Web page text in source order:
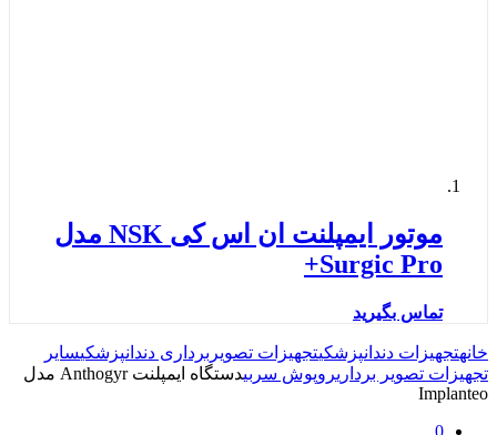
موتور ایمپلنت ان اس کی NSK مدل
Surgic Pro+
تماس بگیرید
خانهتجهیزات دندانپزشکیتجهیزات تصویربرداری دندانپزشکیسایر
تجهیزات تصویر برداریروپوش سربی
دستگاه ایمپلنت Anthogyr مدل
Implanteo
0